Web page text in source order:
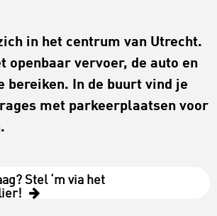
in het centrum van Utrecht.
openbaar vervoer, de auto en
bereiken. In de buurt vind je
met parkeerplaatsen voor
Stel ‘m via het